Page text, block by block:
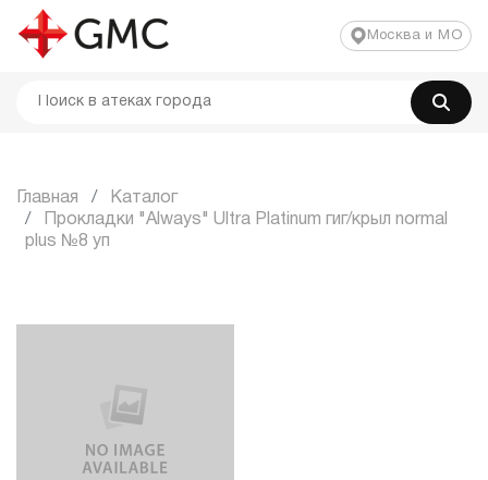
Москва и МО
Главная
Каталог
Прокладки "Always" Ultra Platinum гиг/крыл normal
plus №8 уп